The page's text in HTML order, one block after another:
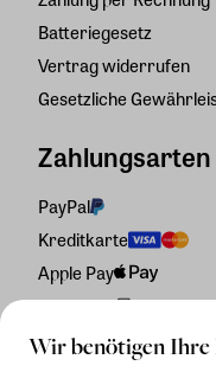
Wir benötigen
Batteriegesetz
Vertrag widerrufen
Gesetzliche
Zahlungsarten
PayPal
Kreditkarte
Apple Pay
Rechnung